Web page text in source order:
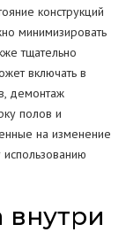
конструкций
минимизировать
тщательно
включать в
демонтаж
полов и
на изменение